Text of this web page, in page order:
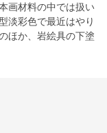
画材料の中では扱い
淡彩色で最近はやり
ほか、岩絵具の下塗